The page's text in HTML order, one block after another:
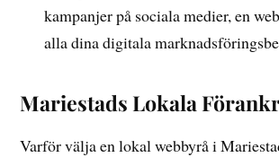
kampanjer på sociala medier, en
alla dina digitala
Mariestads Lokala
Varför välja en lokal webbyrå i